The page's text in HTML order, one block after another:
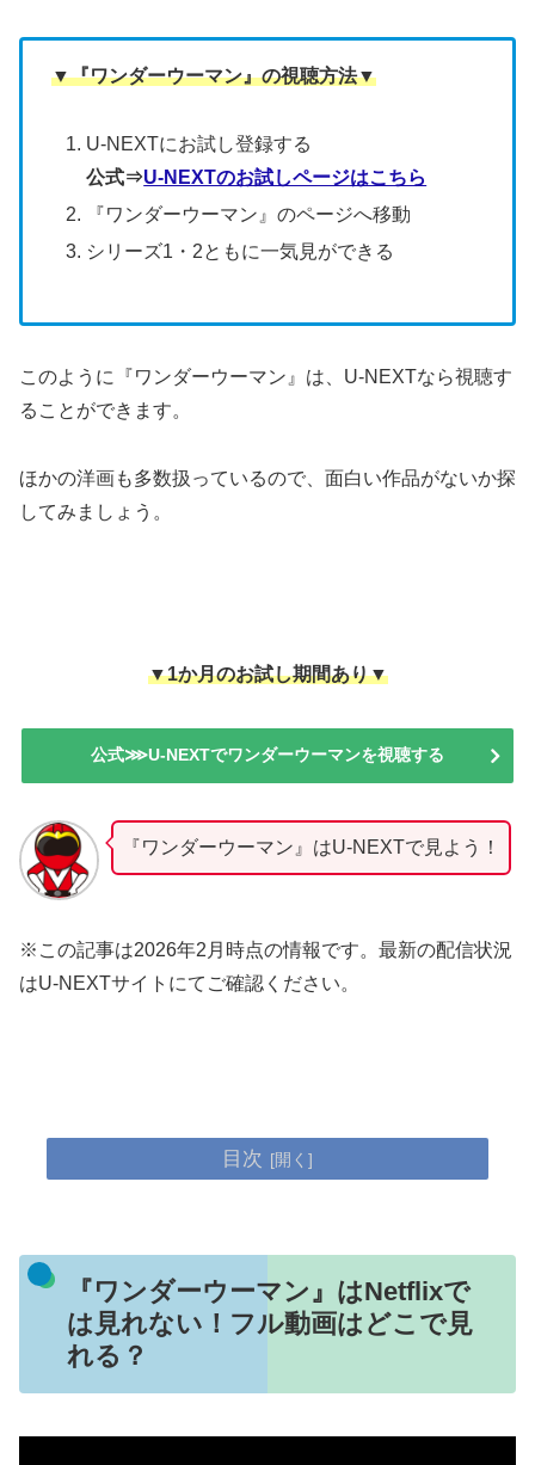
▼『ワンダーウーマン』の視聴方法▼
U-NEXTにお試し登録する
公式⇒U-NEXTのお試しページはこちら
『ワンダーウーマン』のページへ移動
シリーズ1・2ともに一気見ができる
このように『ワンダーウーマン』は、U-NEXTなら視聴す
ることができます。
ほかの洋画も多数扱っているので、面白い作品がないか探
してみましょう。
▼1か月のお試し期間あり▼
公式⋙U-NEXTでワンダーウーマンを視聴する
『ワンダーウーマン』はU-NEXTで見よう！
※この記事は2026年2月時点の情報です。最新の配信状況
はU-NEXTサイトにてご確認ください。
目次
『ワンダーウーマン』はNetflixで
は見れない！フル動画はどこで見
れる？